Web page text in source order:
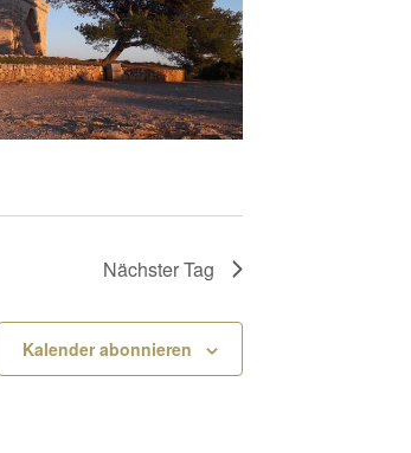
Nächster Tag
Kalender abonnieren